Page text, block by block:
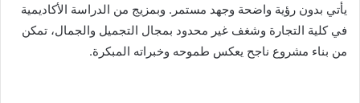
و
ن
يأتي بدون رؤية واضحة وجهد مستمر. وبمزيج من الدراسة الأكاديمية
في كلية التجارة وشغف غير محدود بمجال التجميل والجمال، تمكن
من بناء مشروع ناجح يعكس طموحه وخبراته المبكرة.